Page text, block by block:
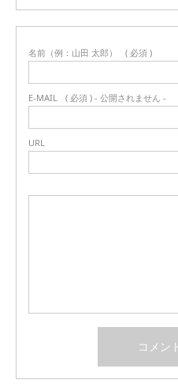
名前（例：山田 太郎） ( 必須 )
E-MAIL ( 必須 ) - 公開されません -
URL